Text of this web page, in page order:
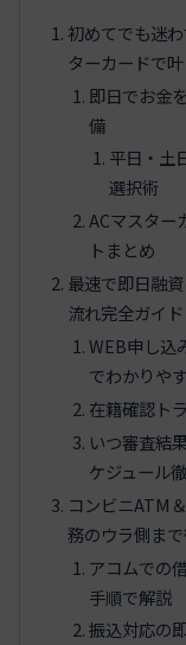
初めてでも迷
ターカードで
即日でお金
備
平日・土
選択術
ACマスター
トまとめ
最速で即日融
流れ完全ガイド
WEB申し込
でわかりや
在籍確認ト
いつ審査結
ケジュール
コンビニATM
務のウラ側ま
アコムでの
手順で解説
振込対応の